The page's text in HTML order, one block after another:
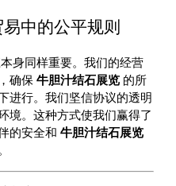
中的公平规则
身同样重要。我们的经营
确保 牛胆汁结石展览 的所
进行。我们坚信协议的透明
境。这种方式使我们赢得了
的安全和 牛胆汁结石展览